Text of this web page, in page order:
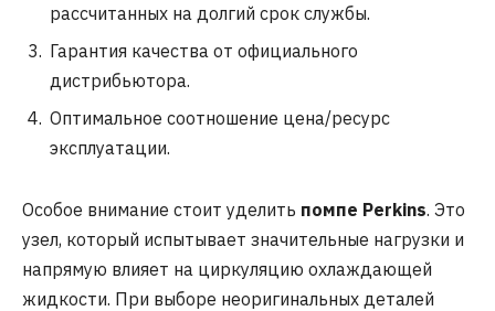
рассчитанных на долгий срок службы.
Гарантия качества от официального
дистрибьютора.
Оптимальное соотношение цена/ресурс
эксплуатации.
Особое внимание стоит уделить помпе Perkins. Это
узел, который испытывает значительные нагрузки и
напрямую влияет на циркуляцию охлаждающей
жидкости. При выборе неоригинальных деталей